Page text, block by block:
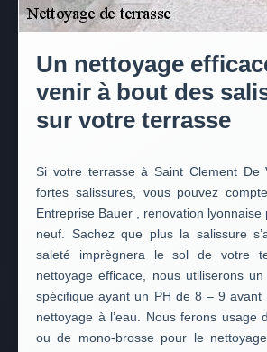
Un nettoyage
venir à bout des
sur votre terrasse
Si votre terrasse à Saint Clement De
fortes salissures, vous pouvez
Entreprise Bauer , renovation lyonnaise
neuf. Sachez que plus la salissure
saleté imprègnera le sol de votre
nettoyage efficace, nous utiliserons
spécifique ayant un PH de 8 – 9 avant
nettoyage à l’eau. Nous ferons usage
ou de mono-brosse pour le